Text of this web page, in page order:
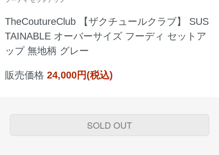
TheCoutureClub 【ザクチュールクラブ】 SUS
TAINABLE オーバーサイズ フーディ セットア
ップ 無地柄 グレー
販売価格 24,000円(税込)
SOLD OUT